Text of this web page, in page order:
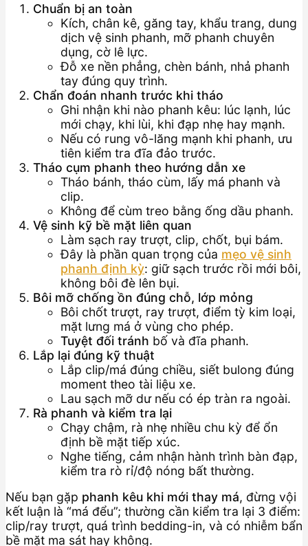
Chuẩn bị an toàn
Kích, chân kê, găng tay, khẩu trang, dung
dịch vệ sinh phanh, mỡ phanh chuyên
dụng, cờ lê lực.
Đỗ xe nền phẳng, chèn bánh, nhả phanh
tay đúng quy trình.
Chẩn đoán nhanh trước khi tháo
Ghi nhận khi nào phanh kêu: lúc lạnh, lúc
mới chạy, khi lùi, khi đạp nhẹ hay mạnh.
Nếu có rung vô-lăng mạnh khi phanh, ưu
tiên kiểm tra đĩa đảo trước.
Tháo cụm phanh theo hướng dẫn xe
Tháo bánh, tháo cùm, lấy má phanh và
clip.
Không để cùm treo bằng ống dầu phanh.
Vệ sinh kỹ bề mặt liên quan
Làm sạch ray trượt, clip, chốt, bụi bám.
Đây là phần quan trọng của mẹo vệ sinh
phanh định kỳ: giữ sạch trước rồi mới bôi,
không bôi đè lên bụi.
Bôi mỡ chống ồn đúng chỗ, lớp mỏng
Bôi chốt trượt, ray trượt, điểm tỳ kim loại,
mặt lưng má ở vùng cho phép.
Tuyệt đối tránh bố và đĩa phanh.
Lắp lại đúng kỹ thuật
Lắp clip/má đúng chiều, siết bulong đúng
moment theo tài liệu xe.
Lau sạch mỡ dư nếu có ép tràn ra ngoài.
Rà phanh và kiểm tra lại
Chạy chậm, rà nhẹ nhiều chu kỳ để ổn
định bề mặt tiếp xúc.
Nghe tiếng, cảm nhận hành trình bàn đạp,
kiểm tra rò rỉ/độ nóng bất thường.
Nếu bạn gặp phanh kêu khi mới thay má, đừng vội
kết luận là “má đểu”; thường cần kiểm tra lại 3 điểm:
clip/ray trượt, quá trình bedding-in, và có nhiễm bẩn
bề mặt ma sát hay không.